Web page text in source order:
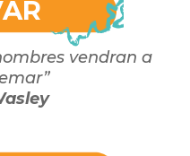
vendran a